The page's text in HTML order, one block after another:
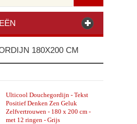
180X200 CM
Ulticool Douchegordijn - Tekst
Positief Denken Zen Geluk
Zelfvertrouwen - 180 x 200 cm -
met 12 ringen - Grijs